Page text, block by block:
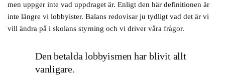
men uppger inte vad uppdraget är. Enligt den här definitionen är
inte längre vi lobbyister. Balans redovisar ju tydligt vad det är vi
vill ändra på i skolans styrning och vi driver våra frågor.
Den betalda lobbyismen har blivit allt
vanligare.